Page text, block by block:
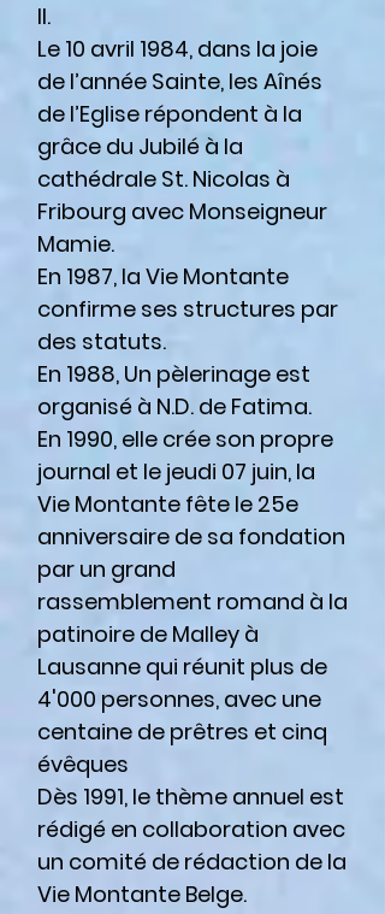
II.
Le 10 avril 1984, dans la joie
de l’année Sainte, les Aînés
de l’Eglise répondent à la
grâce du Jubilé à la
cathédrale St. Nicolas à
Fribourg avec Monseigneur
Mamie.
En 1987, la Vie Montante
confirme ses structures par
des statuts.
En 1988, Un pèlerinage est
organisé à N.D. de Fatima.
En 1990, elle crée son propre
journal et le jeudi 07 juin, la
Vie Montante fête le 25e
anniversaire de sa fondation
par un grand
rassemblement romand à la
patinoire de Malley à
Lausanne qui réunit plus de
4'000 personnes, avec une
centaine de prêtres et cinq
évêques
Dès 1991, le thème annuel est
rédigé en collaboration avec
un comité de rédaction de la
Vie Montante Belge.